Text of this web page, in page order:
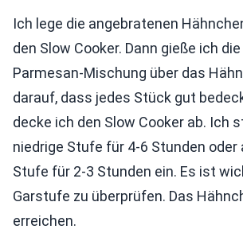
Ich lege die angebratenen
den Slow Cooker. Dann gieße ich
Parmesan-Mischung über das
darauf, dass jedes Stück gut
decke ich den Slow Cooker ab. Ich
niedrige Stufe für 4-6 Stunden oder
Stufe für 2-3 Stunden ein. Es ist
Garstufe zu überprüfen. Das
erreichen.